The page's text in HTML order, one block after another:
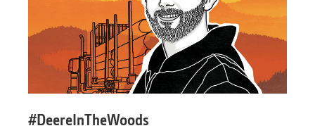
#DeereInTheWoods